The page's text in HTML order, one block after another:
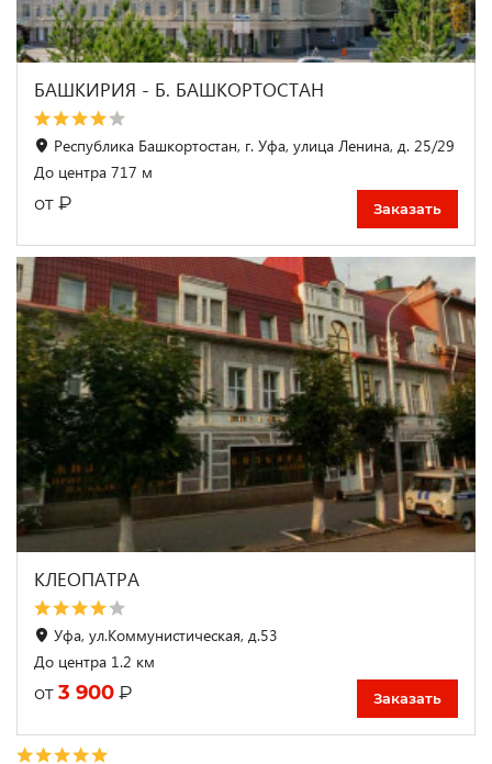
БАШКИРИЯ - Б. БАШКОРТОСТАН
Республика Башкортостан, г. Уфа, улица Ленина, д. 25/29
До центра 717 м
от ₽ Заказать
КЛЕОПАТРА
Уфа, ул.Коммунистическая, д.53
До центра 1.2 км
от 3 900 ₽ Заказать